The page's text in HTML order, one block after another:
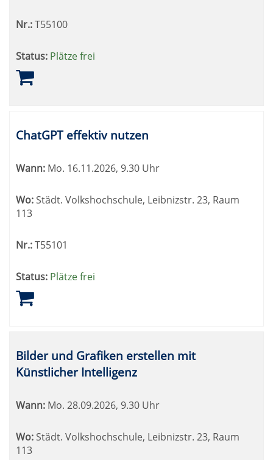
Nr.:T55100
Status: Plätze frei
ChatGPT effektiv nutzen
Wann: Mo. 16.11.2026, 9.30 Uhr
Wo:Städt. Volkshochschule, Leibnizstr. 23, Raum
113
Nr.:T55101
Status: Plätze frei
Bilder und Grafiken erstellen mit
Künstlicher Intelligenz
Wann: Mo. 28.09.2026, 9.30 Uhr
Wo: Städt. Volkshochschule, Leibnizstr. 23, Raum
113